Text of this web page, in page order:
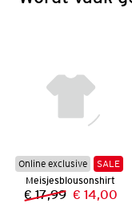
Online exclusive
SALE
Meisjesblousonshirt
Vorige prijs:
€ 17,99 Nieuwe
€ 14,00